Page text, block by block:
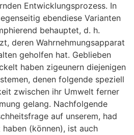
Entwicklungsprozess. In
ebendiese Varianten
behauptet, d. h.
deren Wahrnehmungsapparat
geholfen hat. Geblieben
haben zigeunern diejenigen
denen folgende speziell
zwischen ihr Umwelt ferner
gelang. Nachfolgende
auf unserem, had
(können), ist auch